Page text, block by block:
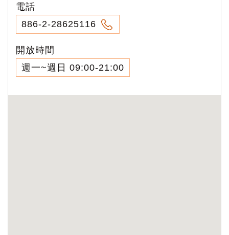
電話
886-2-28625116
開放時間
週一~週日 09:00-21:00